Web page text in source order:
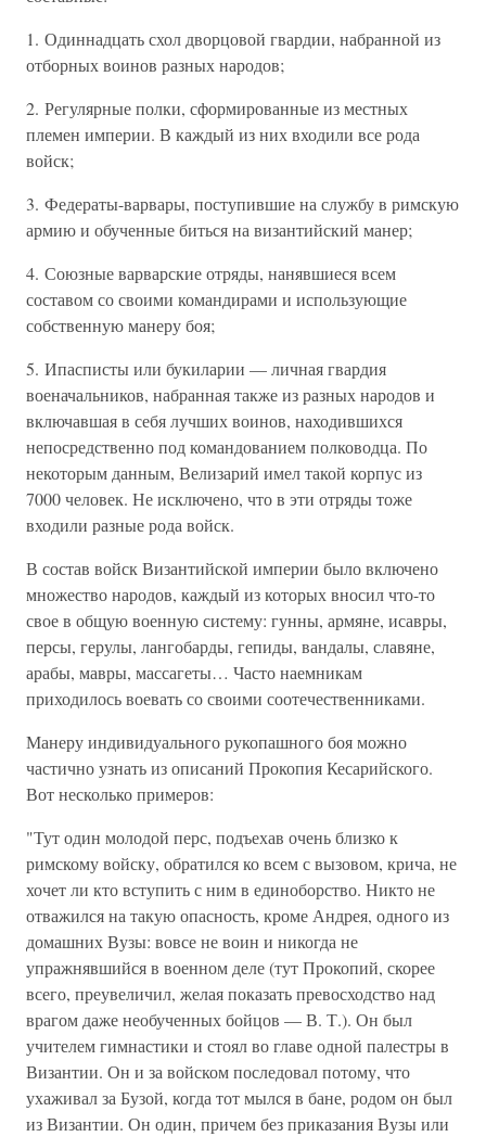
1. Одиннадцать схол дворцовой гвардии, набранной из
отборных воинов разных народов;
2. Регулярные полки, сформированные из местных
племен империи. В каждый из них входили все рода
войск;
3. Федераты-варвары, поступившие на службу в римскую
армию и обученные биться на византийский манер;
4. Союзные варварские отряды, нанявшиеся всем
составом со своими командирами и использующие
собственную манеру боя;
5. Ипасписты или букиларии — личная гвардия
военачальников, набранная также из разных народов и
включавшая в себя лучших воинов, находившихся
непосредственно под командованием полководца. По
некоторым данным, Велизарий имел такой корпус из
7000 человек. Не исключено, что в эти отряды тоже
входили разные рода войск.
В состав войск Византийской империи было включено
множество народов, каждый из которых вносил что-то
свое в общую военную систему: гунны, армяне, исавры,
персы, герулы, лангобарды, гепиды, вандалы, славяне,
арабы, мавры, массагеты… Часто наемникам
приходилось воевать со своими соотечественниками.
Манеру индивидуального рукопашного боя можно
частично узнать из описаний Прокопия Кесарийского.
Вот несколько примеров:
"Тут один молодой перс, подъехав очень близко к
римскому войску, обратился ко всем с вызовом, крича, не
хочет ли кто вступить с ним в единоборство. Никто не
отважился на такую опасность, кроме Андрея, одного из
домашних Вузы: вовсе не воин и никогда не
упражнявшийся в военном деле (тут Прокопий, скорее
всего, преувеличил, желая показать превосходство над
врагом даже необученных бойцов — В. Т.). Он был
учителем гимнастики и стоял во главе одной палестры в
Византии. Он и за войском последовал потому, что
ухаживал за Бузой, когда тот мылся в бане, родом он был
из Византии. Он один, причем без приказания Вузы или